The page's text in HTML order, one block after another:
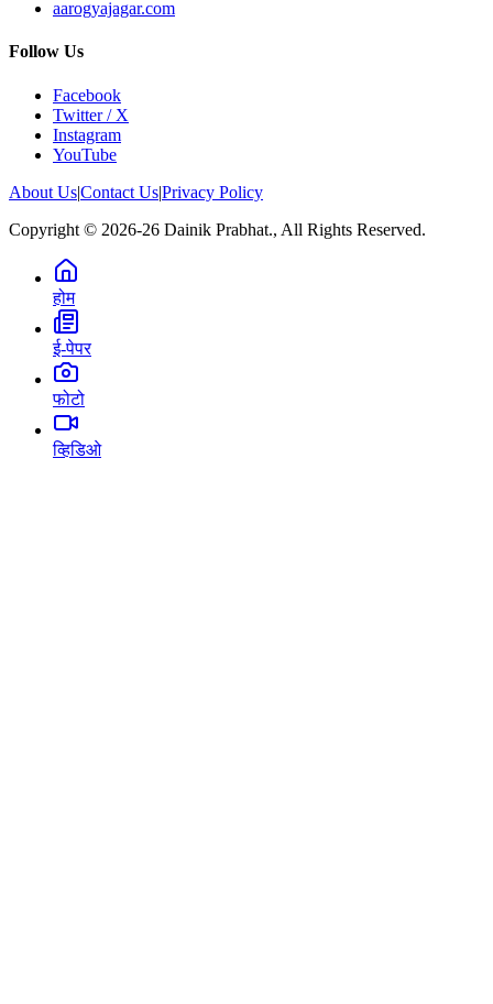
aarogyajagar.com
Follow Us
Facebook
Twitter / X
Instagram
YouTube
About Us|Contact Us|Privacy Policy
Copyright © 2026-26 Dainik Prabhat., All Rights Reserved.
होम
ई-पेपर
फोटो
व्हिडिओ